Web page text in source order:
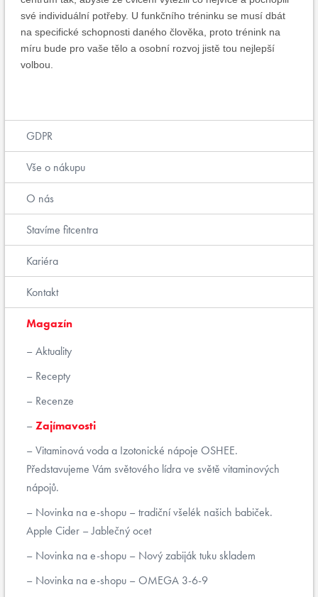
své individuální potřeby. U funkčního tréninku se musí dbát
na specifické schopnosti daného člověka, proto trénink na
míru bude pro vaše tělo a osobní rozvoj jistě tou nejlepší
volbou.
GDPR
Vše o nákupu
O nás
Stavíme fitcentra
Kariéra
Kontakt
Magazín
Aktuality
Recepty
Recenze
Zajímavosti
Vitaminová voda a Izotonické nápoje OSHEE.
Představujeme Vám světového lídra ve světě vitaminových
nápojů.
Novinka na e-shopu – tradiční všelék našich babiček.
Apple Cider – Jablečný ocet
Novinka na e-shopu – Nový zabiják tuku skladem
Novinka na e-shopu – OMEGA 3-6-9